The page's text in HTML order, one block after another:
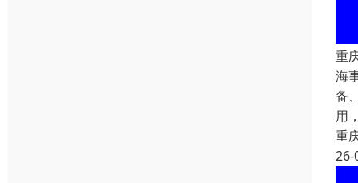
重
海
备
用
重
26-